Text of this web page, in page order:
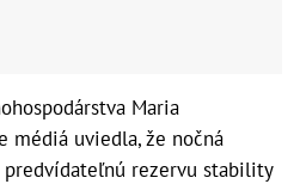
Maria
médiá uviedla, že nočná
predvídateľnú rezervu stability